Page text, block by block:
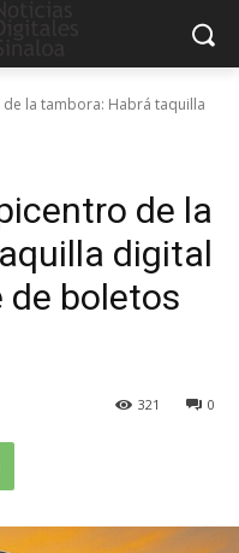
la tambora: Habrá taquilla
de la
digital
de boletos
0
321